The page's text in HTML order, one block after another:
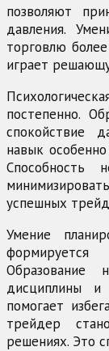
позволяют
давления.
торговлю
играет
постепенно.
спокойствие
навык
Способность
успешных
Умение
формируется
Образование
дисциплины и
помогает
трейдер
решениях. Это